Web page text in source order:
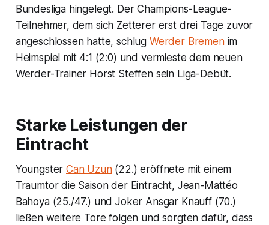
Bundesliga hingelegt. Der Champions-League-
Teilnehmer, dem sich Zetterer erst drei Tage zuvor
angeschlossen hatte, schlug Werder Bremenim
Heimspiel mit 4:1 (2:0) und vermieste dem neuen
Werder-Trainer Horst Steffen sein Liga-Debüt.
Starke Leistungen der
Eintracht
YoungsterCan Uzun(22.) eröffnete mit einem
Traumtor die Saison der Eintracht, Jean-Mattéo
Bahoya (25./47.) und Joker Ansgar Knauff (70.)
ließen weitere Tore folgen und sorgten dafür, dass